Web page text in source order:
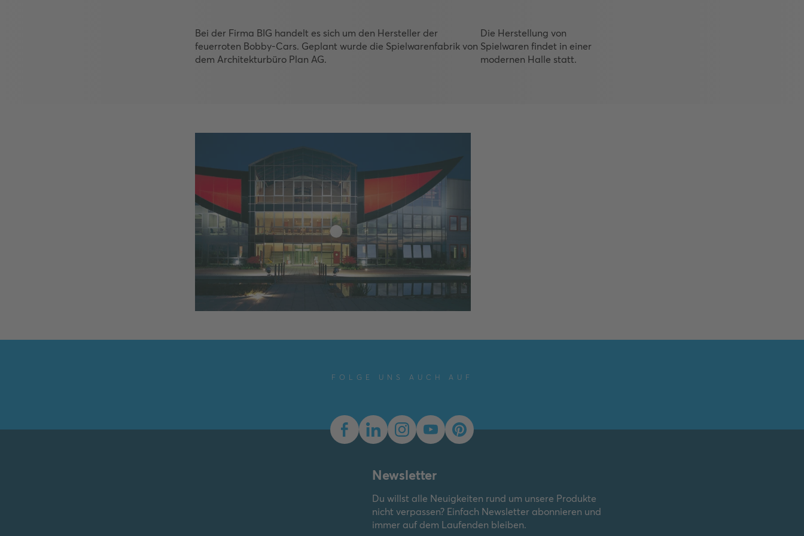
Bei der Firma BIG handelt es sich um den Hersteller der
feuerroten Bobby-Cars. Geplant wurde die Spielwarenfabrik von
dem Architekturbüro Plan AG.
Die Herstellung von
Spielwaren findet in einer
modernen Halle statt.
FOLGE UNS AUCH AUF
Newsletter
Du willst alle Neuigkeiten rund um unsere Produkte
nicht verpassen? Einfach Newsletter abonnieren und
immer auf dem Laufenden bleiben.